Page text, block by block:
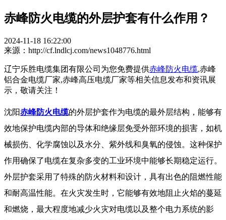
赤峰防火电缆的外层护套有什么作用？
2024-11-18 16:22:00
来源：http://cf.lndlcj.com/news1048776.html
辽宁乐胜电缆集团有限公司为您免费提供赤峰防火电缆,赤峰
铝合金电缆厂家,赤峰高压电缆厂家等相关信息发布和资讯展
示，敬请关注！
沈阳赤峰防火电缆的外层护套作为电缆的最外层结构，能够有
效地保护电缆内部的导体和绝缘层免受外部环境的损害，如机
械损伤、化学腐蚀以及水分、紫外线和臭氧的侵蚀。这种保护
作用确保了电缆在复杂多变的工业环境中能够长期稳定运行。
外层护套采用了特殊的防火材料和设计，具有出色的阻燃性能
和耐高温性能。在火灾发生时，它能够有效地阻止火焰的蔓延
和燃烧，最大程度地减少火灾对电缆以及整个电力系统的影